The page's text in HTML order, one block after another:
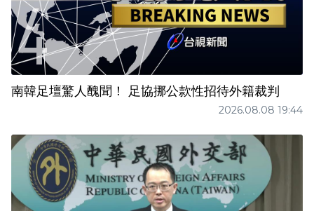
南韓足壇驚人醜聞！ 足協挪公款性招待外籍裁判
2026.08.08 19:44